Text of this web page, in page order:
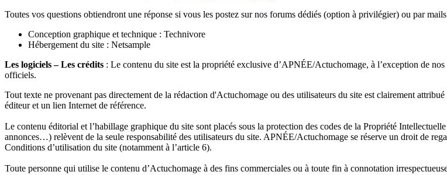
Toutes vos questions obtiendront une réponse si vous les postez sur nos forums dédiés (option à privilégier) ou par
Conception graphique et technique : Technivore
Hébergement du site : Netsample
Les logiciels – Les crédits : Le contenu du site est la propriété exclusive d’APNÉE/Actuchomage, à l’exception de
officiels.
Tout texte ne provenant pas directement de la rédaction d'Actuchomage ou des utilisateurs du site est clairement
éditeur et un lien Internet de référence.
Le contenu éditorial et l’habillage graphique du site sont placés sous la protection des codes de la Propriété
annonces…) relèvent de la seule responsabilité des utilisateurs du site. APNÉE/Actuchomage se réserve un droit de
Conditions d’utilisation du site (notamment à l’article 6).
Toute personne qui utilise le contenu d’Actuchomage à des fins commerciales ou à toute fin à connotation